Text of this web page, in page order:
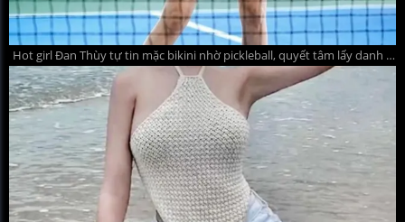
Hot girl Đan Thùy tự tin mặc bikini nhờ pickleball, quyết tâm lấy danh hiệu giải châu Á